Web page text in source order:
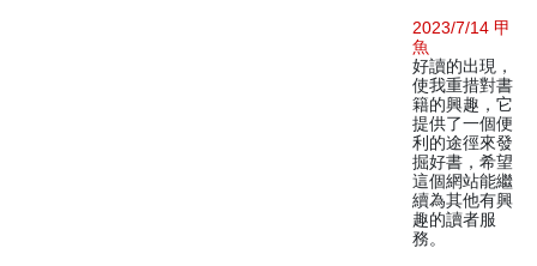
2023/7/14 甲
魚
好讀的出現，
使我重措對書
籍的興趣，它
提供了一個便
利的途徑來發
掘好書，希望
這個網站能繼
續為其他有興
趣的讀者服
務。